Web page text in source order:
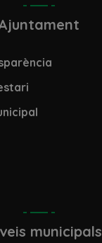
municipals